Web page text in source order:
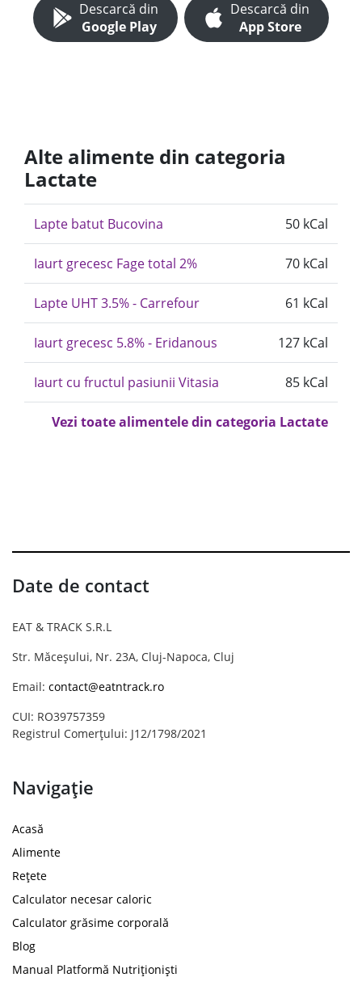
Descarcă din
Google Play
Descarcă din
App Store
Alte alimente din categoria
Lactate
Lapte batut Bucovina 50 kCal
Iaurt grecesc Fage total 2% 70 kCal
Lapte UHT 3.5% - Carrefour 61 kCal
Iaurt grecesc 5.8% - Eridanous 127 kCal
Iaurt cu fructul pasiunii Vitasia 85 kCal
Vezi toate alimentele din categoria Lactate
Date de contact
EAT & TRACK S.R.L
Str. Măceșului, Nr. 23A, Cluj-Napoca, Cluj
Email: contact@eatntrack.ro
CUI: RO39757359
Registrul Comerțului: J12/1798/2021
Navigație
Acasă
Alimente
Rețete
Calculator necesar caloric
Calculator grăsime corporală
Blog
Manual Platformă Nutriționiști